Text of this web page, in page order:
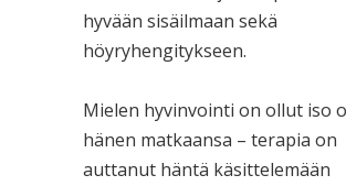
hyvään sisäilmaan sekä
höyryhengitykseen.
Mielen hyvinvointi on ollut iso
hänen matkaansa – terapia on
auttanut häntä käsittelemään